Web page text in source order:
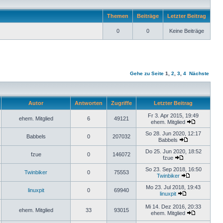
Themen Beiträge Letzter Beitrag
0 0 Keine Beiträge
Gehe zu Seite 1 2 3 4 Nächste
Autor Antworten Zugriffe Letzter Beitrag
ehem. Mitglied 6 49121
Fr 3. Apr 2015, 19:49
ehem. Mitglied
Babbels 0 207032
So 28. Jun 2020, 12:17
Babbels
fzue 0 146072
Do 25. Jun 2020, 18:52
fzue
Twinbiker 0 75553
So 23. Sep 2018, 16:50
Twinbiker
linuxpit 0 69940
Mo 23. Jul 2018, 19:43
linuxpit
ehem. Mitglied 33 93015
Mi 14. Dez 2016, 20:33
ehem. Mitglied